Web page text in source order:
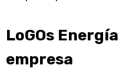
LoGOs
empresa